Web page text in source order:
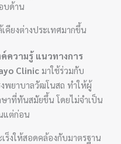
บด้าน
คียงต่างประเทศมากขึ้น
ค์ความรู้ แนวทางการ
Clinic มาใช้ร่วมกับ
พยาบาลวัฒโนสถ ทำให้ผู้
ษาที่ทันสมัยขึ้น โดยไม่จำเป็น
แต่ก่อน
ร็งให้สอดคล้องกับมาตรฐาน